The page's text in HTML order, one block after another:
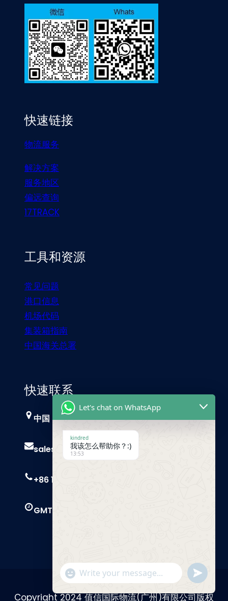
快速链接
物流服务
解决方案
服务地区
偏远查询
17TRACK
工具和资源
常见问题
港口信息
机场代码
集装箱指南
中国海关总署
快速联系
中国，广州
sales@trust-freight.com
+86 186 6503 8749
GMT+8 9 AM – 6 PM
Copyright 2024 值信国际物流(广州)有限公司版权
Let's chat on WhatsApp
kindred
我该怎么帮助你？:)
13:53
"+chaty_settings.lang.emoji_picker+"
Send
WhatsApp